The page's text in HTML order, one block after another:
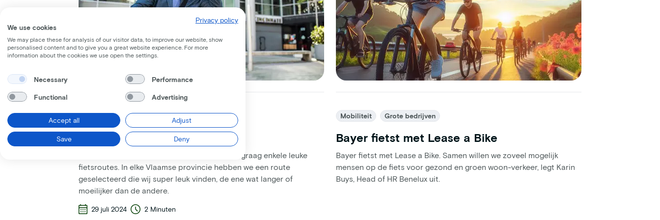
Mobiliteit
Fietsroutes Vlaanderen
Nu de zomer eindelijk in het land is, delen we graag enkele leuke
fietsroutes. In elke Vlaamse provincie hebben we een route
geselecteerd die wij super leuk vinden, de ene wat langer of
moeilijker dan de andere.
29 juli 2024 2 Minuten
Mobiliteit Grote bedrijven
Bayer fietst met Lease a Bike
Bayer fietst met Lease a Bike. Samen willen we zoveel mogelijk
mensen op de fiets voor gezond en groen woon-verkeer, legt Karin
Buys, Head of HR Benelux uit.
Privacy policy
We use cookies
We may place these for analysis of our visitor data, to improve our website, show
personalised content and to give you a great website experience. For more
information about the cookies we use open the settings.
Necessary Performance
Functional Advertising
Accept all Adjust
Save Deny